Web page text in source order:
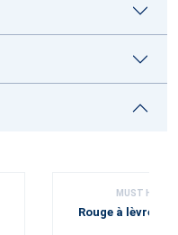
MUST HAVE
Rouge à lèvres